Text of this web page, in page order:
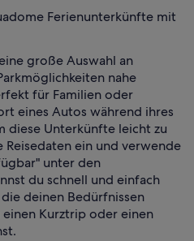
Ferienunterkünfte mit
große Auswahl an
nahe
für Familien oder
eines Autos während ihres
diese Unterkünfte leicht zu
ein und verwende
unter den
du schnell und einfach
deinen Bedürfnissen
Kurztrip oder einen